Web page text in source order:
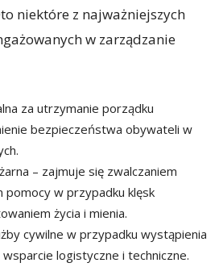
niektóre z najważniejszych
w zarządzanie
za utrzymanie porządku
bezpieczeństwa obywateli w
– zajmuje się zwalczaniem
pomocy w przypadku klęsk
życia i mienia.
cywilne w przypadku wystąpienia
logistyczne i techniczne.